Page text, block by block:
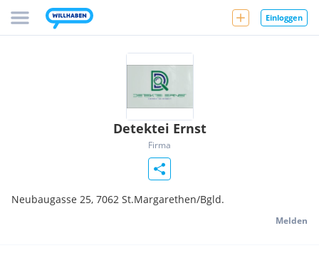
Einloggen
Detektei Ernst
Firma
Neubaugasse 25, 7062 St.Margarethen/Bgld.
Melden